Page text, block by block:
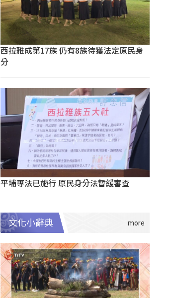
西拉雅成第17族 仍有8族待獲法定原民身
分
平埔專法已施行 原民身分法暫緩審查
文化小辭典